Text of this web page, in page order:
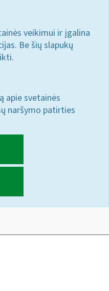
veikimui ir įgalina
Be šių slapukų
apie svetainės
naršymo patirties